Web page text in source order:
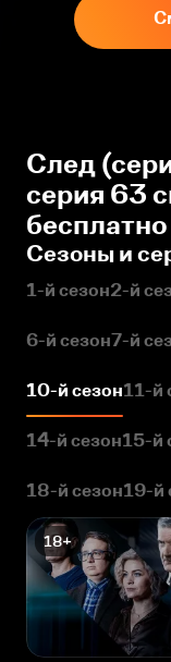
След
серия 63
бесплатно
Сезоны и
1-й сезон2-й
6-й сезон7-й
10-й сезон11-й
14-й сезон15-й
18-й сезон19-й
18+